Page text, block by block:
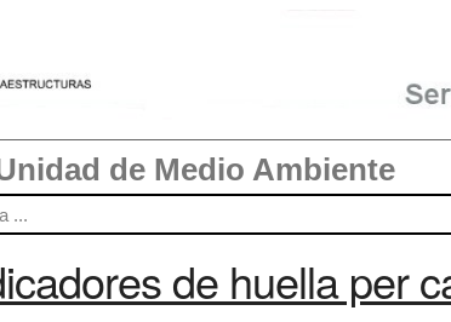
de Medio Ambiente
de huella per